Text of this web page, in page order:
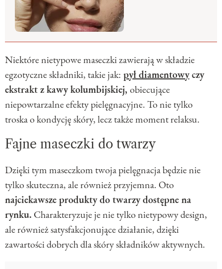
Niektóre nietypowe maseczki zawierają w składzie
egzotyczne składniki, takie jak: pył diamentowyczy
ekstrakt z kawy kolumbijskiej, obiecujące
niepowtarzalne efekty pielęgnacyjne. To nie tylko
troska o kondycję skóry, lecz także moment relaksu.
Fajne maseczki do twarzy
Dzięki tym maseczkom twoja pielęgnacja będzie nie
tylko skuteczna, ale również przyjemna. Oto
najciekawsze produkty do twarzy dostępne na
rynku. Charakteryzuje je nie tylko nietypowy design,
ale również satysfakcjonujące działanie, dzięki
zawartości dobrych dla skóry składników aktywnych.